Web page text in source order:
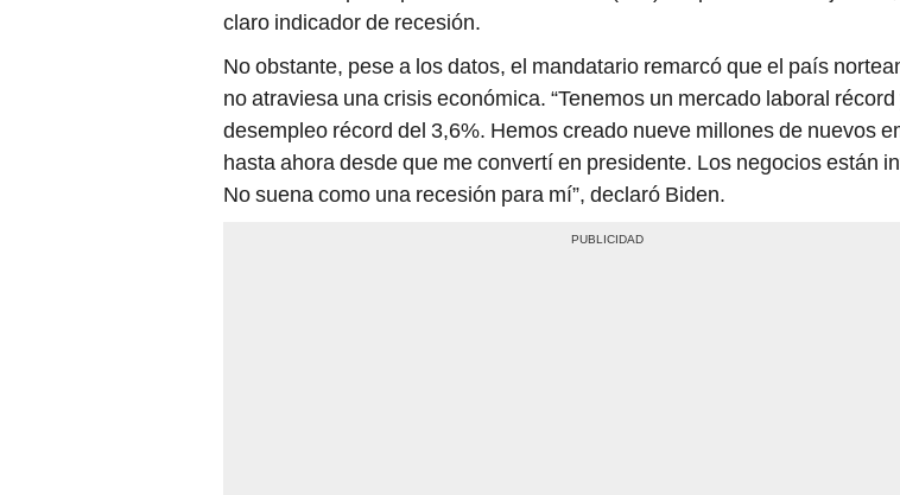
claro indicador de recesión.
No obstante, pese a los datos, el mandatario remarcó que el país
no atraviesa una crisis económica. “Tenemos un mercado laboral récord
desempleo récord del 3,6%. Hemos creado nueve millones de nuevos
hasta ahora desde que me convertí en presidente. Los negocios están
No suena como una recesión para mí”, declaró Biden.